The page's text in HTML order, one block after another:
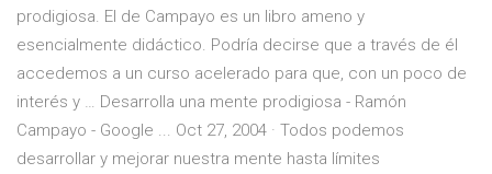
prodigiosa. El de Campayo es un libro ameno y
esencialmente didáctico. Podría decirse que a través de él
accedemos a un curso acelerado para que, con un poco de
interés y … Desarrolla una mente prodigiosa - Ramón
Campayo - Google ... Oct 27, 2004 · Todos podemos
desarrollar y mejorar nuestra mente hasta límites